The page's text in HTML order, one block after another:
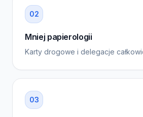
02
Mniej papierologii
Karty drogowe i delegacje
03